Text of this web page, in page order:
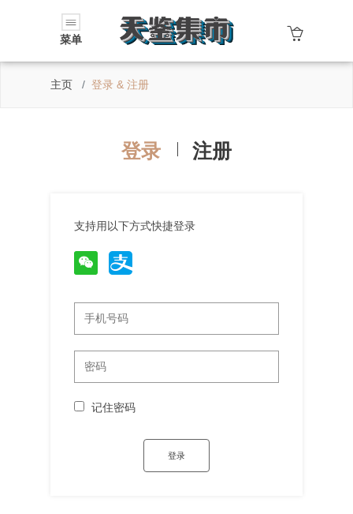
菜单
主页 登录 & 注册
登录 注册
支持用以下方式快捷登录
记住密码